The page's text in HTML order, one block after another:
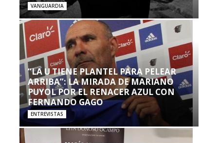
VANGUARDIA
“LA U TIENE PLANTEL PARA PELEAR
ARRIBA”: LA MIRADA DE MARIANO
PUYOL POR EL RENACER AZUL CON
FERNANDO GAGO
ENTREVISTAS